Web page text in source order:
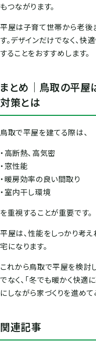
もつながります。
平屋は子育て世帯から老後
す。デザインだけでなく、
することをおすすめします。
まとめ｜鳥取の平屋
対策とは
鳥取で平屋を建てる際は、
・高断熱、高気密
・窓性能
・暖房効率の良い間取り
・室内干し環境
を重視することが重要です。
平屋は、性能をしっかり考
宅になります。
これから鳥取で平屋を検討し
でなく、「冬でも暖かく快適
にしながら家づくりを進めて
関連記事